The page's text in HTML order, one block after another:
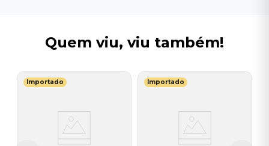
Quem viu, viu também!
Importado Importado